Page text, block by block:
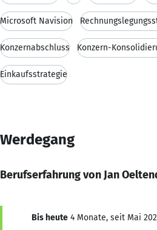
Microsoft Navision
Konzernabschluss Konzern-
Einkaufsstrategie
Werdegang
Berufserfahrung von Jan
Bis heute 4 Monate, seit Mai